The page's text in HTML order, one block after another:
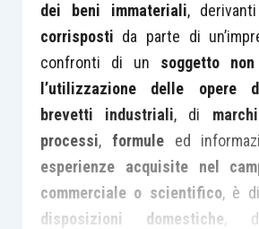
dei beni immateriali,
corrisposti da parte di
confronti di un soggetto
l’utilizzazione delle opere
brevetti industriali, di
processi, formuleed
esperienze acquisite nel
commerciale o scientifico, è
disposizioni domestiche,